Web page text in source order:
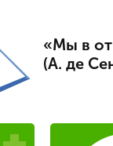
«Мы в
(А. де